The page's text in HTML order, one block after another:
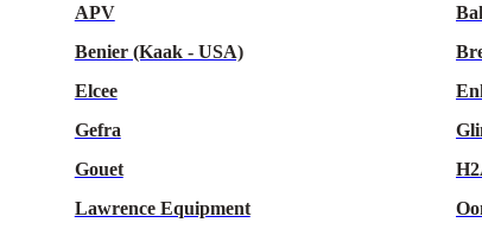
APV
Benier (Kaak - USA)
Elcee
Gefra
Gouet
Lawrence Equipment